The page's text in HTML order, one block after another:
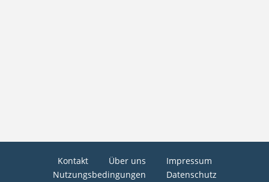
Kontakt Über uns
Impressum
Nutzungsbedingungen
Datenschutz